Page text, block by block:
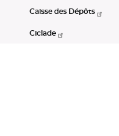
Caisse des Dépôts
Ciclade